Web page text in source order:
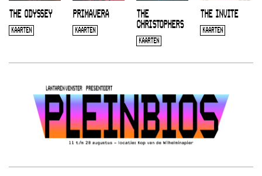
THE ODYSSEY
KAARTEN
PRIMAVERA
KAARTEN
THE
CHRISTOPHERS
KAARTEN
THE INVITE
KAARTEN